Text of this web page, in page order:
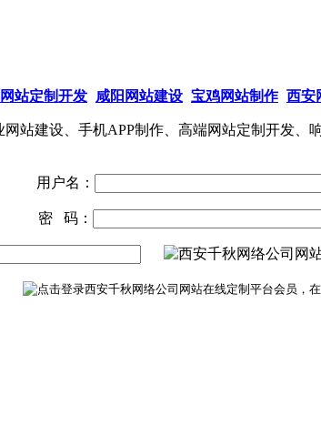
站定制开发 咸阳网站建设 宝鸡网站制作 西安
站建设、手机APP制作、高端网站定制开发、
用户名：
密 码：